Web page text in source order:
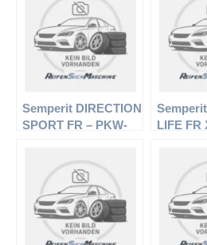
Semperit DIRECTION
SPORT FR – PKW-
LIFE FR